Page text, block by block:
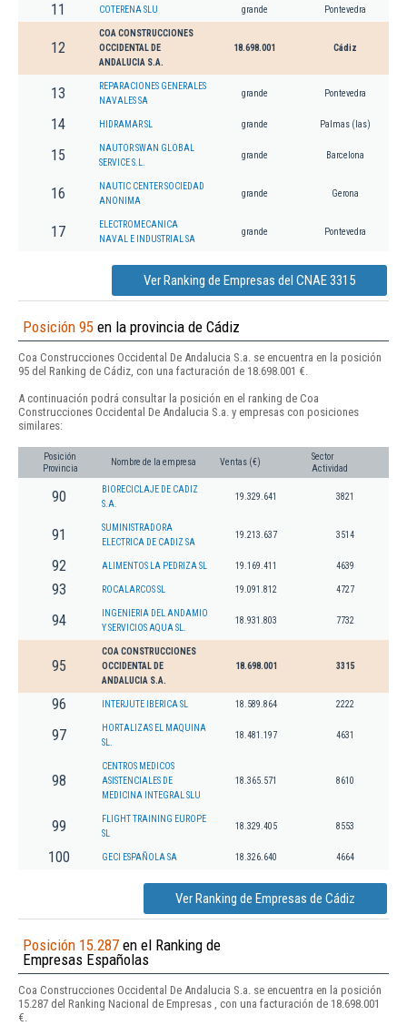
11 COTERENA SLU grande Pontevedra
12
COA CONSTRUCCIONES
OCCIDENTAL DE
ANDALUCIA S.A.
18.698.001 Cádiz
13
REPARACIONES GENERALES
NAVALES SA
grande Pontevedra
14 HIDRAMAR SL grande Palmas (las)
15
NAUTOR SWAN GLOBAL
SERVICE S.L.
grande Barcelona
16
NAUTIC CENTER SOCIEDAD
ANONIMA
grande Gerona
17
ELECTROMECANICA
NAVAL E INDUSTRIAL SA
grande Pontevedra
Ver Ranking de Empresas del CNAE 3315
Posición 95 en la provincia de Cádiz
Coa Construcciones Occidental De Andalucia S.a. se encuentra en la posición
95 del Ranking de Cádiz, con una facturación de 18.698.001 €.
A continuación podrá consultar la posición en el ranking de Coa
Construcciones Occidental De Andalucia S.a. y empresas con posiciones
similares:
Posición
Provincia
Nombre de la empresa Ventas (€)
Sector
Actividad
90
BIORECICLAJE DE CADIZ
S.A.
19.329.641 3821
91
SUMINISTRADORA
ELECTRICA DE CADIZ SA
19.213.637 3514
92 ALIMENTOS LA PEDRIZA SL 19.169.411 4639
93 ROCALARCOS SL 19.091.812 4727
94
INGENIERIA DEL ANDAMIO
Y SERVICIOS AQUA SL.
18.931.803 7732
95
COA CONSTRUCCIONES
OCCIDENTAL DE
ANDALUCIA S.A.
18.698.001 3315
96 INTERJUTE IBERICA SL 18.589.864 2222
97
HORTALIZAS EL MAQUINA
SL.
18.481.197 4631
98
CENTROS MEDICOS
ASISTENCIALES DE
MEDICINA INTEGRAL SLU
18.365.571 8610
99
FLIGHT TRAINING EUROPE
SL
18.329.405 8553
100 GECI ESPAÑOLA SA 18.326.640 4664
Ver Ranking de Empresas de Cádiz
Posición 15.287 en el Ranking de
Empresas Españolas
Coa Construcciones Occidental De Andalucia S.a. se encuentra en la posición
15.287 del Ranking Nacional de Empresas , con una facturación de 18.698.001
€.